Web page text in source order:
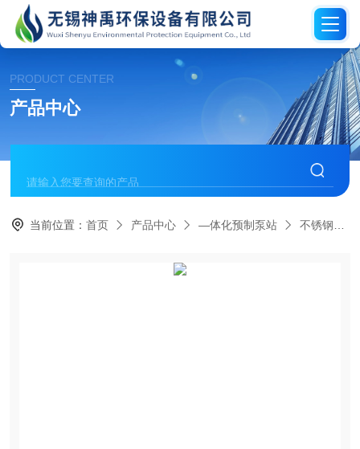
PRODUCT CENTER
产品中心
当前位置：首页 产品中心 —体化预制泵站 不锈钢一体化泵站